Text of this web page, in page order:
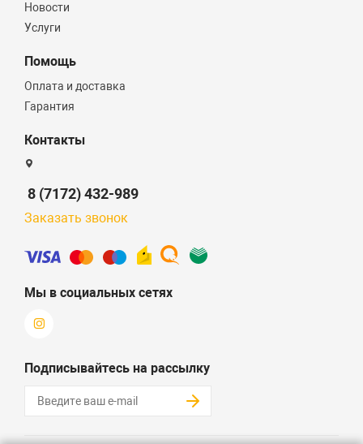
Новости
Услуги
Помощь
Оплата и доставка
Гарантия
Контакты
8 (7172) 432-989
Заказать звонок
Мы в социальных сетях
Подписывайтесь на рассылку